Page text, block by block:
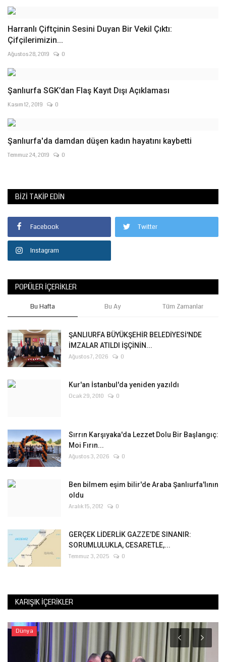
Harranlı Çiftçinin Sesini Duyan Bir Vekil Çıktı:
Çifçilerimizin...
Ağustos 28, 2019 0
Şanlıurfa SGK’dan Flaş Kayıt Dışı Açıklaması
Kasım 12, 2019 0
Şanlıurfa'da damdan düşen kadın hayatını kaybetti
Temmuz 24, 2019 0
BIZI TAKIP EDIN
Facebook Twitter
Instagram
POPÜLER İÇERIKLER
Bu Hafta Bu Ay Tüm Zamanlar
ŞANLIURFA BÜYÜKŞEHİR BELEDİYESİ'NDE
İMZALAR ATILDI İŞÇİNİN...
Ağustos 7, 2026 0
Kur'an İstanbul'da yeniden yazıldı
Ocak 29, 2010 0
Sırrın Karşıyaka'da Lezzet Dolu Bir Başlangıç:
Moi Fırın...
Ağustos 3, 2026 0
Ben bilmem eşim bilir'de Araba Şanlıurfa'lının
oldu
Aralık 15, 2012 0
GERÇEK LİDERLİK GAZZE’DE SINANIR:
SORUMLULUKLA, CESARETLE,...
Temmuz 3, 2025 0
KARIŞIK İÇERIKLER
Dünya